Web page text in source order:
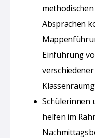
Absprachen
Einführung
Schülerinnen
helfen im